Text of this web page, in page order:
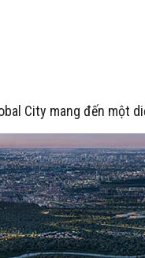
City mang đến một